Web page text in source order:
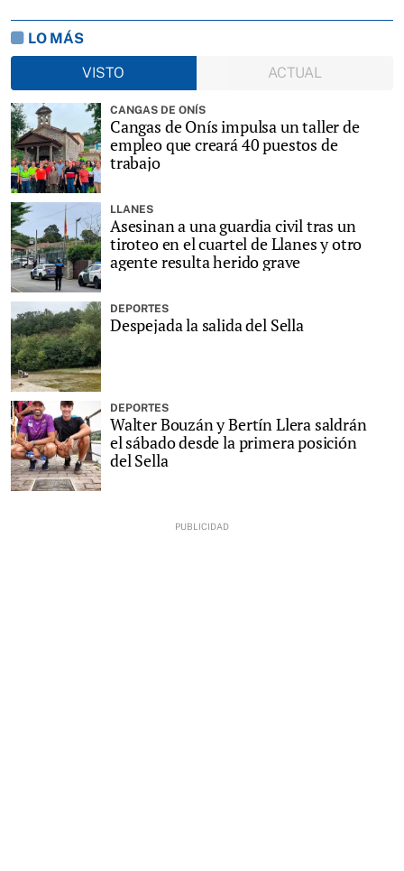
LO MÁS
VISTO
ACTUAL
CANGAS DE ONÍS
Cangas de Onís impulsa un taller de
empleo que creará 40 puestos de
trabajo
LLANES
Asesinan a una guardia civil tras un
tiroteo en el cuartel de Llanes y otro
agente resulta herido grave
DEPORTES
Despejada la salida del Sella
DEPORTES
Walter Bouzán y Bertín Llera saldrán
el sábado desde la primera posición
del Sella